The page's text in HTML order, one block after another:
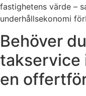
fastighetens värde –
underhållsekonomi
Behöver
takservice
en